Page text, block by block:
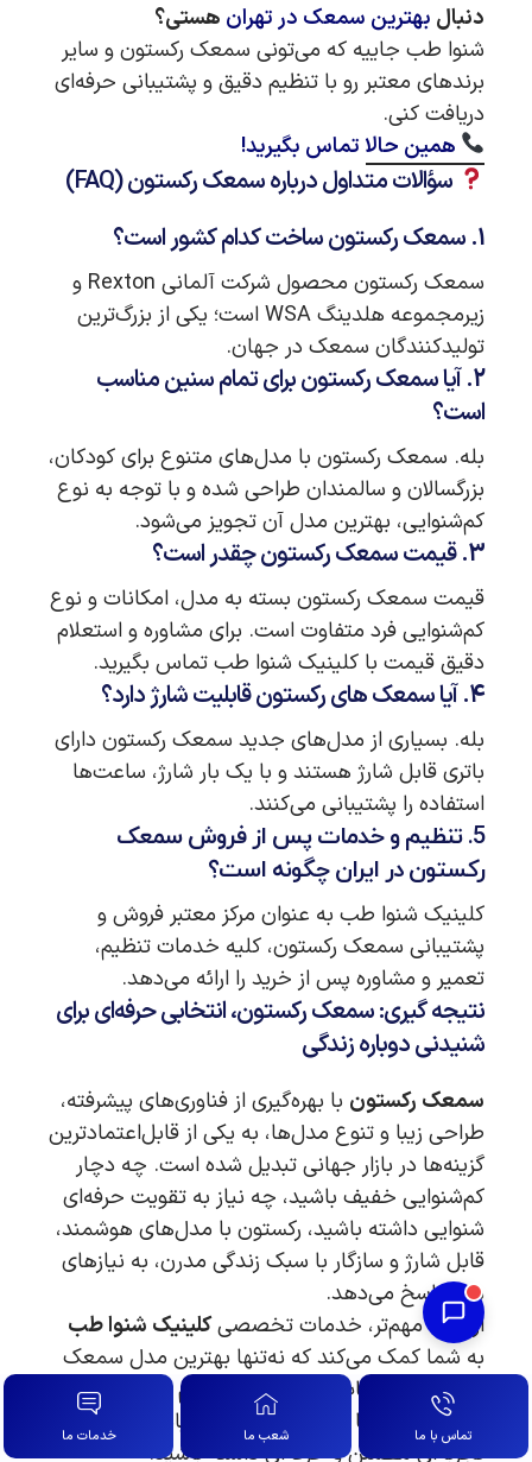
دنبال بهترین سمعک در تهران هستی؟
شنوا طب جاییه که می‌تونی سمعک رکستون و سایر
برندهای معتبر رو با تنظیم دقیق و پشتیبانی حرفه‌ای
دریافت کنی.
همین حالا تماس بگیرید!
سؤالات متداول درباره سمعک رکستون (FAQ)
1. سمعک رکستون ساخت کدام کشور است؟
سمعک رکستون محصول شرکت آلمانی Rexton و
زیرمجموعه هلدینگ WSA است؛ یکی از بزرگ‌ترین
تولیدکنندگان سمعک در جهان.
2. آیا سمعک رکستون برای تمام سنین مناسب
است؟
بله. سمعک رکستون با مدل‌های متنوع برای کودکان،
بزرگسالان و سالمندان طراحی شده و با توجه به نوع
کم‌شنوایی، بهترین مدل آن تجویز می‌شود.
3. قیمت سمعک رکستون چقدر است؟
قیمت سمعک رکستون بسته به مدل، امکانات و نوع
کم‌شنوایی فرد متفاوت است. برای مشاوره و استعلام
دقیق قیمت با کلینیک شنوا طب تماس بگیرید.
4. آیا سمعک های رکستون قابلیت شارژ دارد؟
بله. بسیاری از مدل‌های جدید سمعک رکستون دارای
باتری قابل شارژ هستند و با یک بار شارژ، ساعت‌ها
استفاده را پشتیبانی می‌کنند.
5. تنظیم و خدمات پس از فروش سمعک
رکستون در ایران چگونه است؟
کلینیک شنوا طب به عنوان مرکز معتبر فروش و
پشتیبانی سمعک رکستون، کلیه خدمات تنظیم،
تعمیر و مشاوره پس از خرید را ارائه می‌دهد.
نتیجه گیری: سمعک رکستون، انتخابی حرفه‌ای برای
شنیدنی دوباره زندگی
سمعک رکستون با بهره‌گیری از فناوری‌های پیشرفته،
طراحی زیبا و تنوع مدل‌ها، به یکی از قابل‌اعتمادترین
گزینه‌ها در بازار جهانی تبدیل شده است. چه دچار
کم‌شنوایی خفیف باشید، چه نیاز به تقویت حرفه‌ای
شنوایی داشته باشید، رکستون با مدل‌های هوشمند،
قابل شارژ و سازگار با سبک زندگی مدرن، به نیازهای
شما پاسخ می‌دهد.
از همه مهم‌تر، خدمات تخصصیکلینیک شنوا طب
به شما کمک می‌کند که نه‌تنها بهترین مدل سمعک
رکستون را انتخاب کنید، بلکه در تمام مراحل—از
تست شنوایی تا تنظیم دقیق و پشتیبانی بلندمدت—
تجربه‌ای مطمئن و حرفه‌ای داشته باشید.
تماس با ما شعب ما خدمات ما